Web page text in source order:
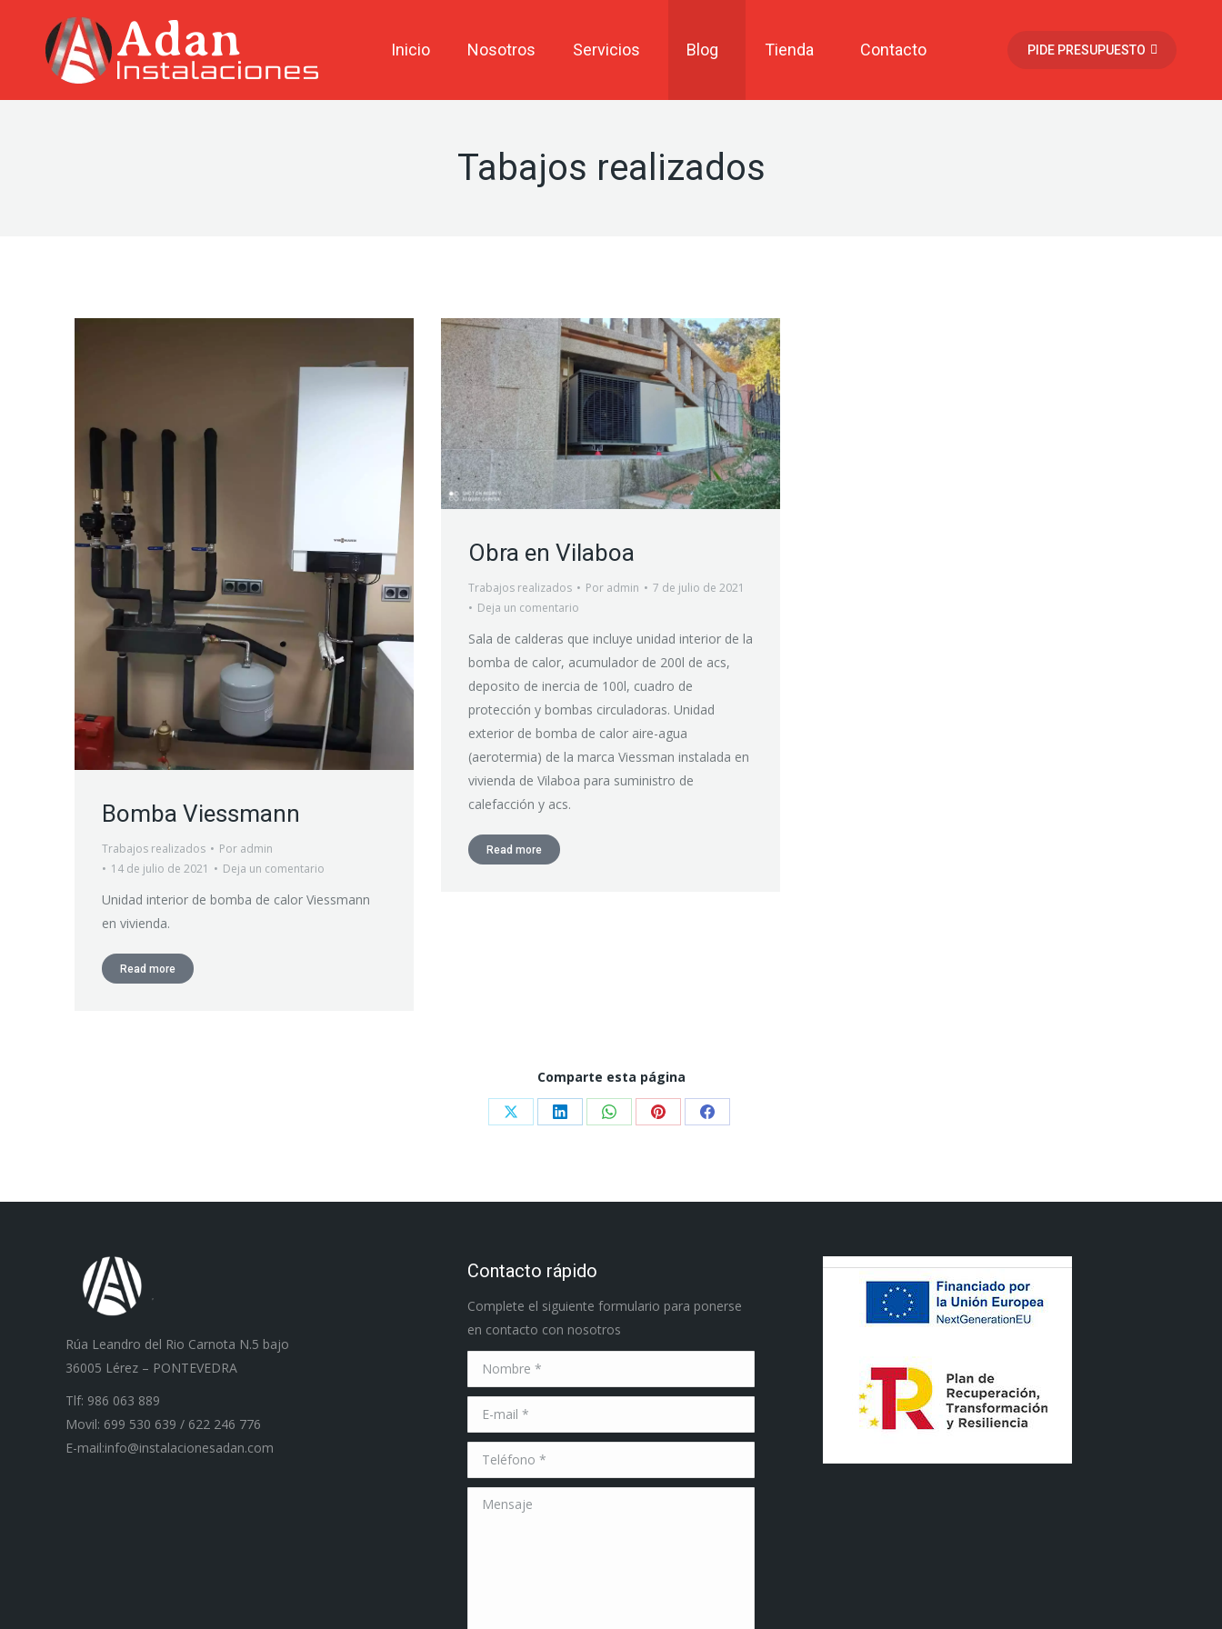
contenido
Inicio Nosotros Servicios Blog Tienda Contacto PIDE PRESUPUESTO
Tabajos realizados
Bomba Viessmann
Trabajos realizados Por admin
14 de julio de 2021
Deja un comentario
Unidad interior de bomba de calor Viessmann
en vivienda.
Read more
Obra en Vilaboa
Trabajos realizados Por admin
7 de julio de 2021
Deja un comentario
Sala de calderas que incluye unidad interior de la
bomba de calor, acumulador de 200l de acs,
deposito de inercia de 100l, cuadro de
protección y bombas circuladoras. Unidad
exterior de bomba de calor aire-agua
(aerotermia) de la marca Viessman instalada en
vivienda de Vilaboa para suministro de
calefacción y acs.
Read more
Comparte esta página
Rúa Leandro del Rio Carnota N.5 bajo
36005 Lérez – PONTEVEDRA
Tlf: 986 063 889
Movil: 699 530 639 / 622 246 776
E-mail:info@instalacionesadan.com
Contacto rápido
Complete el siguiente formulario para ponerse
en contacto con nosotros
Nombre *
E-mail *
Teléfono *
Mensaje